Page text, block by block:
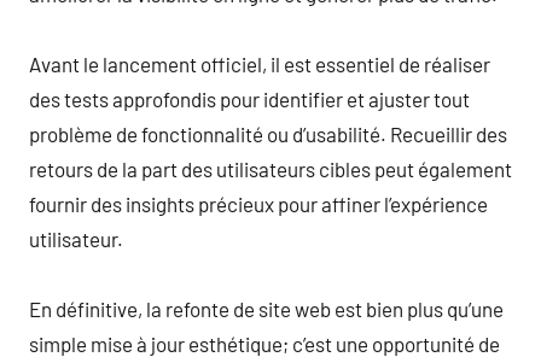
Avant le lancement officiel, il est essentiel de réaliser
des tests approfondis pour identifier et ajuster tout
problème de fonctionnalité ou d’usabilité. Recueillir des
retours de la part des utilisateurs cibles peut également
fournir des insights précieux pour affiner l’expérience
utilisateur.
En définitive, la refonte de site web est bien plus qu’une
simple mise à jour esthétique; c’est une opportunité de